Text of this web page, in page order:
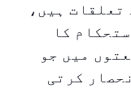
ہیں،
کا
میں جو
کرتی